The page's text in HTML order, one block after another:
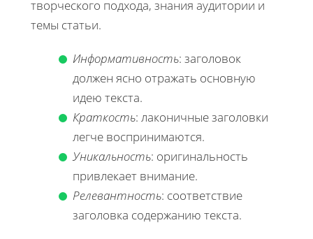
творческого подхода, знания аудитории и
темы статьи.
Информативность: заголовок
должен ясно отражать основную
идею текста.
Краткость: лаконичные заголовки
легче воспринимаются.
Уникальность: оригинальность
привлекает внимание.
Релевантность: соответствие
заголовка содержанию текста.